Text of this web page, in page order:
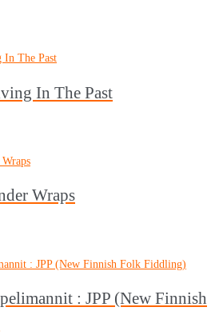
In The Past
Wraps
: JPP (New Finnish